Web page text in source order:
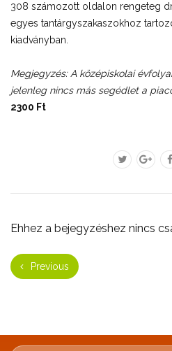
308 számozott oldalon rengeteg
egyes tantárgyszakaszokhoz
kiadványban.
Megjegyzés: A középiskolai
jelenleg nincs más segédlet a
2300 Ft
Ehhez a bejegyzéshez nincs
Previous